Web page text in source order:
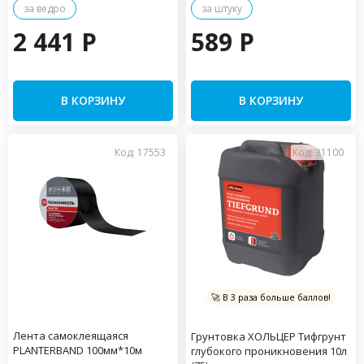
за ведро
2 441 P
В КОРЗИНУ
за штуку
589 P
В КОРЗИНУ
Код: 17553
Лента самоклеящаяся
PLANTERBAND 100мм*10м
Код: 31100
🚀 В 3 раза больше баллов!
Грунтовка ХОЛЬЦЕР Тифгрунт
глубокого проникновения 10л